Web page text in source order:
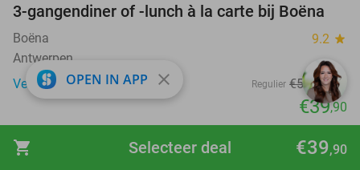
shopping_cart €39,90
Selecteer deal
26%
3-gangendiner of -lunch à la carte bij Boëna
Boëna 9.2 star
Antwerpen
Verkocht: 77
Regulier €53,85
€39,90
OPEN IN APP close